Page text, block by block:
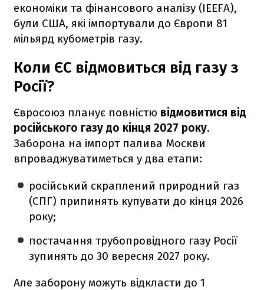
економіки та фінансового аналізу (IEEFA),
були США, які імпортували до Європи 81
мільярд кубометрів газу.
Коли ЄС відмовиться від газу з
Росії?
Євросоюз планує повністю відмовитися від
російського газу до кінця 2027 року.
Заборона на імпорт палива Москви
впроваджуватиметься у два етапи:
російський скраплений природний газ
(СПГ) припинять купувати до кінця 2026
року;
постачання трубопровідного газу Росії
зупинять до 30 вересня 2027 року.
Але заборону можуть відкласти до 1